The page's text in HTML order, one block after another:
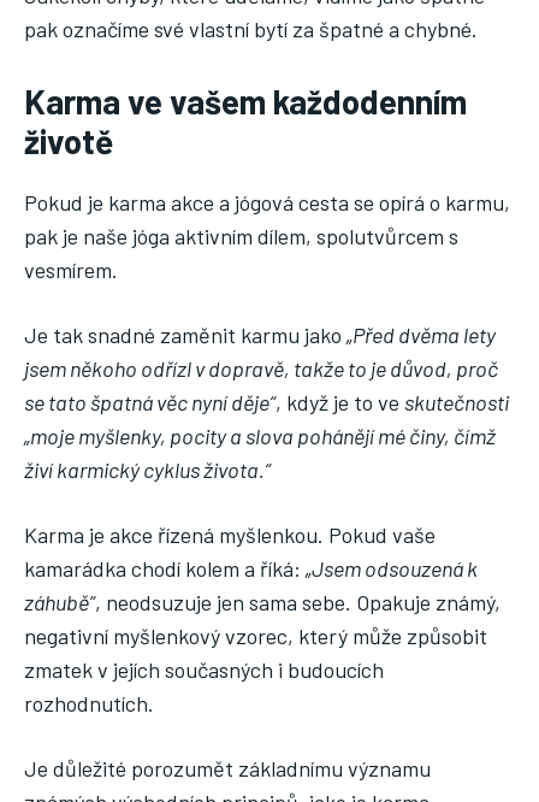
pak označíme své vlastní bytí za špatné a chybné.
Karma ve vašem každodenním
životě
Pokud je karma akce a jógová cesta se opírá o karmu,
pak je naše jóga aktivním dílem, spolutvůrcem s
vesmírem.
Je tak snadné zaměnit karmu jako „Před dvěma lety
jsem někoho odřízl v dopravě, takže to je důvod, proč
se tato špatná věc nyní děje“, když je to ve skutečnosti
„moje myšlenky, pocity a slova pohánějí mé činy, čímž
živí karmický cyklus života.“
Karma je akce řízená myšlenkou. Pokud vaše
kamarádka chodí kolem a říká: „Jsem odsouzená k
záhubě“, neodsuzuje jen sama sebe. Opakuje známý,
negativní myšlenkový vzorec, který může způsobit
zmatek v jejích současných i budoucích
rozhodnutích.
Je důležité porozumět základnímu významu